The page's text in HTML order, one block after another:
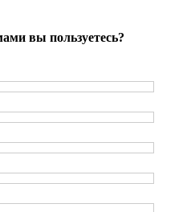
вы пользуетесь?